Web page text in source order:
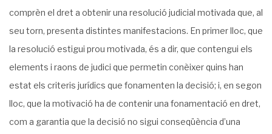
comprèn el dret a obtenir una resolució judicial motivada que, al
seu torn, presenta distintes manifestacions. En primer lloc, que
la resolució estigui prou motivada, és a dir, que contengui els
elements i raons de judici que permetin conèixer quins han
estat els criteris jurídics que fonamenten la decisió; i, en segon
lloc, que la motivació ha de contenir una fonamentació en dret,
com a garantia que la decisió no sigui conseqüència d’una